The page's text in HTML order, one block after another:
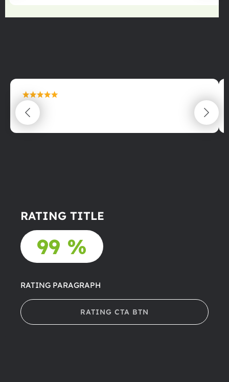
maximální spokojenost
22.06.2025
RATING TITLE
99 %
RATING PARAGRAPH
RATING CTA BTN